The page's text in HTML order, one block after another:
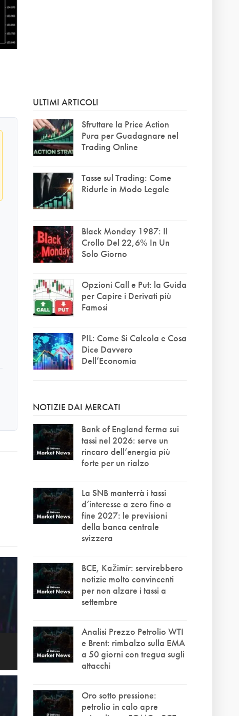
ULTIMI ARTICOLI
Sfruttare la Price Action
Pura per Guadagnare nel
Trading Online
Tasse sul Trading: Come
Ridurle in Modo Legale
Black Monday 1987: Il
Crollo Del 22,6% In Un
Solo Giorno
Opzioni Call e Put: la Guida
per Capire i Derivati più
Famosi
PIL: Come Si Calcola e Cosa
Dice Davvero
Dell’Economia
NOTIZIE DAI MERCATI
Bank of England ferma sui
tassi nel 2026: serve un
rincaro dell’energia più
forte per un rialzo
La SNB manterrà i tassi
d’interesse a zero fino a
fine 2027: le previsioni
della banca centrale
svizzera
BCE, Kažimír: servirebbero
notizie molto convincenti
per non alzare i tassi a
settembre
Analisi Prezzo Petrolio WTI
e Brent: rimbalzo sulla EMA
a 50 giorni con tregua sugli
attacchi
Oro sotto pressione:
petrolio in calo apre